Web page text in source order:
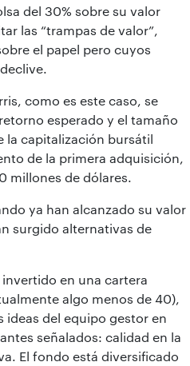
del 30% sobre su valor
las “trampas de valor”,
el papel pero cuyos
como es este caso, se
esperado y el tamaño
la capitalización bursátil
de la primera adquisición,
millones de dólares.
ya han alcanzado su valor
surgido alternativas de
en una cartera
algo menos de 40),
ideas del equipo gestor en
señalados: calidad en la
El fondo está diversificado